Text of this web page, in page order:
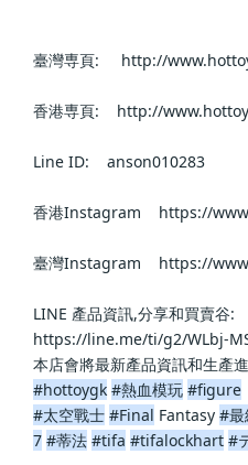
臺灣専頁:     http://
香港専頁:    http://
Line ID:
香港Instagram
臺灣Instagram
LINE 產品資訊,分享和
https://line.me/ti/g2/WLbj-
本店會將最新產品資訊
#hottoygk #熱血模玩 #figure
#太空戰士 #Final Fantasy #最
7 #蒂法 #tifa #tifalockhart #